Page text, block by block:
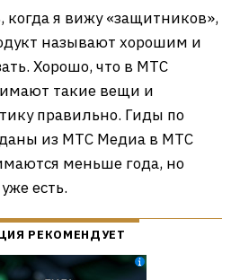
когда я вижу «защитников»,
называют хорошим и
Хорошо, что в МТС
такие вещи и
правильно. Гиды по
из МТС Медиа в МТС
меньше года, но
есть.